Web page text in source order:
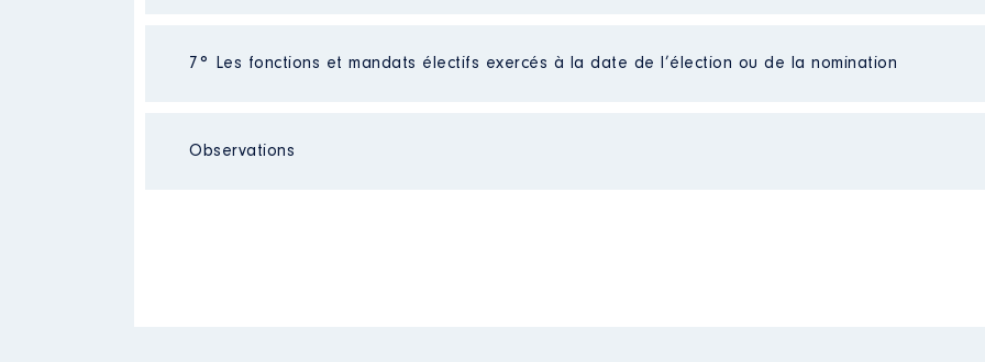
2021
0 €
Net
2022
0 €
Net
Néant
7° Les fonctions et mandats électifs exercés à la date de l’élection ou de la nomination
Néant
Observations